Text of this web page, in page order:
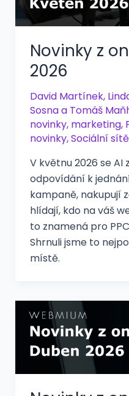
Novinky z
2026
David Martínek,
Sosnaa Tomáš
novinky, marketing,
novinky,Sociální
V květnu 2026 se AI
odpovídání k
kampaně, nakupují
hlídají, kdo na váš
to znamená pro
Shrnuli jsme to
místě.